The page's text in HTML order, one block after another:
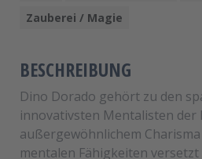
Zauberei / Magie
BESCHREIBUNG
Dino Dorado gehört zu den
innovativsten Mentalisten der
außergewöhnlichem
mentalen Fähigkeiten